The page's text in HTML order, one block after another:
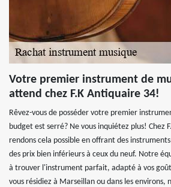
Votre premier instrument de
attend chez F.K Antiquaire 34!
Rêvez-vous de posséder votre premier
budget est serré? Ne vous inquiétez plus! Chez
rendons cela possible en offrant des
des prix bien inférieurs à ceux du neuf. Notre
à trouver l'instrument parfait, adapté à vos
vous résidiez à Marseillan ou dans les environs,